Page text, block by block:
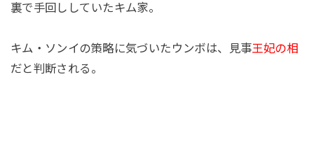
裏で手回ししていたキム家。
キム・ソンイの策略に気づいたウンボは、見事王妃の相
だと判断される。